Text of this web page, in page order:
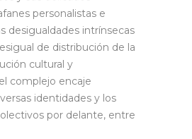
personalistas e
desigualdades intrínsecas
de distribución de la
cultural y
complejo encaje
identidades y los
por delante, entre